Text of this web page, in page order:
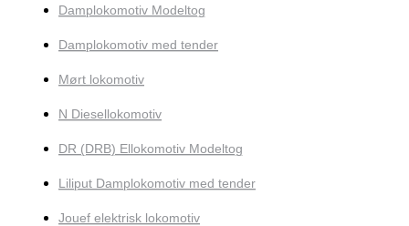
Damplokomotiv Modeltog
Damplokomotiv med tender
Mørt lokomotiv
N Diesellokomotiv
DR (DRB) Ellokomotiv Modeltog
Liliput Damplokomotiv med tender
Jouef elektrisk lokomotiv